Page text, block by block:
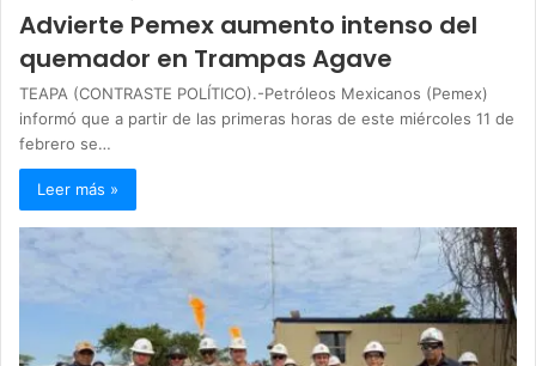
Advierte Pemex aumento intenso del
quemador en Trampas Agave
TEAPA (CONTRASTE POLÍTICO).-Petróleos Mexicanos (Pemex)
informó que a partir de las primeras horas de este miércoles 11 de
febrero se…
Leer más »